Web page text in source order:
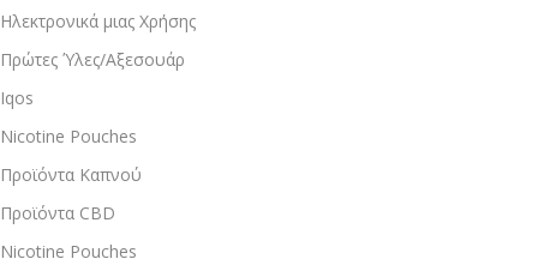
Ηλεκτρονικά μιας Χρήσης
Πρώτες Ύλες/Αξεσουάρ
Iqos
Nicotine Pouches
Προϊόντα Καπνού
Προϊόντα CBD
Nicotine Pouches